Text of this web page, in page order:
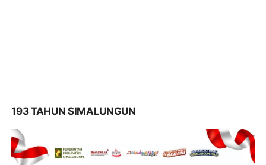
193 TAHUN SIMALUNGUN